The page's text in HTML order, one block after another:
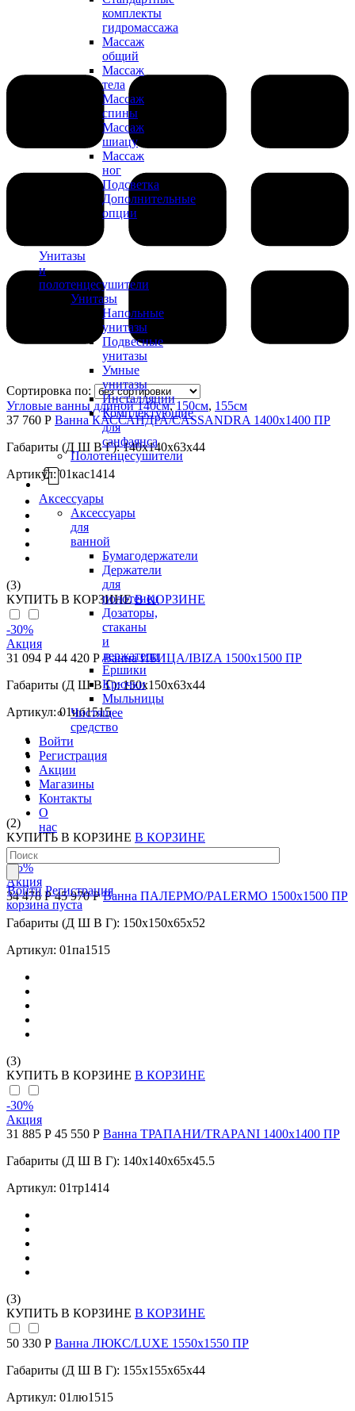
комплекты
гидромассажа
Массаж
общий
Массаж
тела
Массаж
спины
Массаж
шиацу
Массаж
ног
Подсветка
Дополнительные
опции
Унитазы
и
полотенцесушители
Унитазы
Напольные
унитазы
Подвесные
унитазы
Умные
унитазы
Инсталляции
Комплектующие
для
санфаянса
Полотенцесушители
Аксессуары
Аксессуары
для
ванной
Бумагодержатели
Держатели
для
полотенец
Дозаторы,
стаканы
и
держатели
Ершики
Крючки
Мыльницы
Чистящее
средство
Войти
Регистрация
Акции
Магазины
Контакты
О
нас
Войти Регистрация
корзина пуста
Сортировка по:
Угловые ванны длиной 140см,150см, 155см
37 760 Р Ванна КАССАНДРА/CASSANDRA 1400х1400 ПР
Габариты (Д Ш В Г): 140x140x63x44
Артикул: 01кас1414
(3)
КУПИТЬ В КОРЗИНЕ В КОРЗИНЕ
-30%
Акция
31 094 Р 44 420 РВанна ИБИЦА/IBIZA 1500х1500 ПР
Габариты (Д Ш В Г): 150x150x63x44
Артикул: 01иб1515
(2)
КУПИТЬ В КОРЗИНЕ В КОРЗИНЕ
-25%
Акция
34 478 Р45 970 РВанна ПАЛЕРМО/PALERMO 1500х1500 ПР
Габариты (Д Ш В Г): 150x150x65x52
Артикул: 01па1515
(3)
КУПИТЬ В КОРЗИНЕ В КОРЗИНЕ
-30%
Акция
31 885 Р 45 550 Р Ванна ТРАПАНИ/TRAPANI 1400х1400 ПР
Габариты (Д Ш В Г): 140x140x65x45.5
Артикул: 01тр1414
(3)
КУПИТЬ В КОРЗИНЕ В КОРЗИНЕ
50 330 Р Ванна ЛЮКС/LUXE 1550х1550 ПР
Габариты (Д Ш В Г): 155x155x65x44
Артикул: 01лю1515